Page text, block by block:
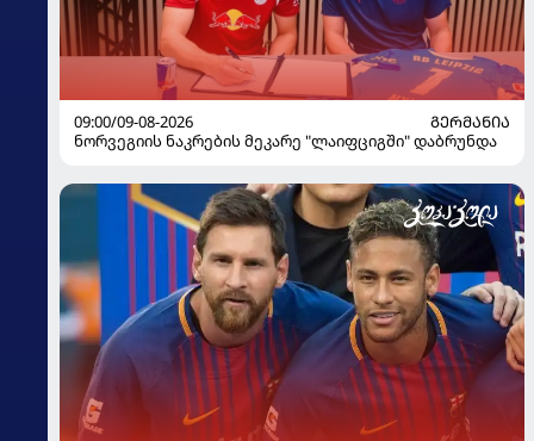
09:00/09-08-2026
ᲒᲔᲠᲛᲐᲜᲘᲐ
ნორვეგიის ნაკრების მეკარე "ლაიფციგში" დაბრუნდა